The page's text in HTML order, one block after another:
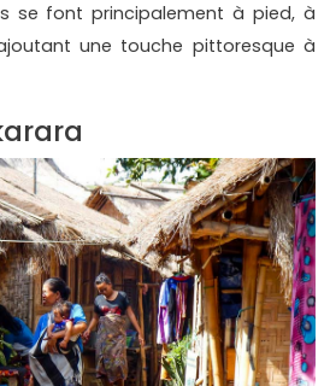
se font principalement à pied, à
une touche pittoresque à